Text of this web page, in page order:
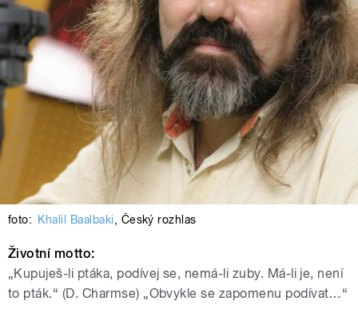
foto: Khalil Baalbaki, Český rozhlas
Životní motto:
„Kupuješ-li ptáka, podívej se, nemá-li zuby. Má-li je, není
to pták.“ (D. Charmse) „Obvykle se zapomenu podívat…“